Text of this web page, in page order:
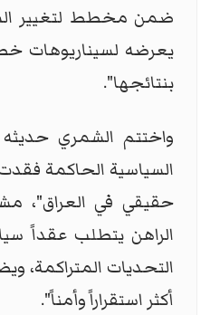
ضمن مخطط لتغيير
يعرضه لسيناريوهات
بنتائجها".
واختتم الشمري حديثه
السياسية الحاكمة
حقيقي في العراق"،
الراهن يتطلب عقداً
التحديات المتراكمة،
أكثر استقراراً وأمناً".